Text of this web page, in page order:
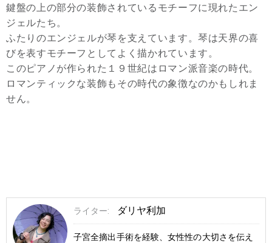
鍵盤の上の部分の装飾されているモチーフに現れたエン
ジェルたち。
ふたりのエンジェルが琴を支えています。琴は天界の喜
びを表すモチーフとしてよく描かれています。
このピアノが作られた１９世紀はロマン派音楽の時代。
ロマンティックな装飾もその時代の象徴なのかもしれま
せん。
ライター: ダリヤ利加
子宮全摘出手術を経験、女性性の大切さを伝え